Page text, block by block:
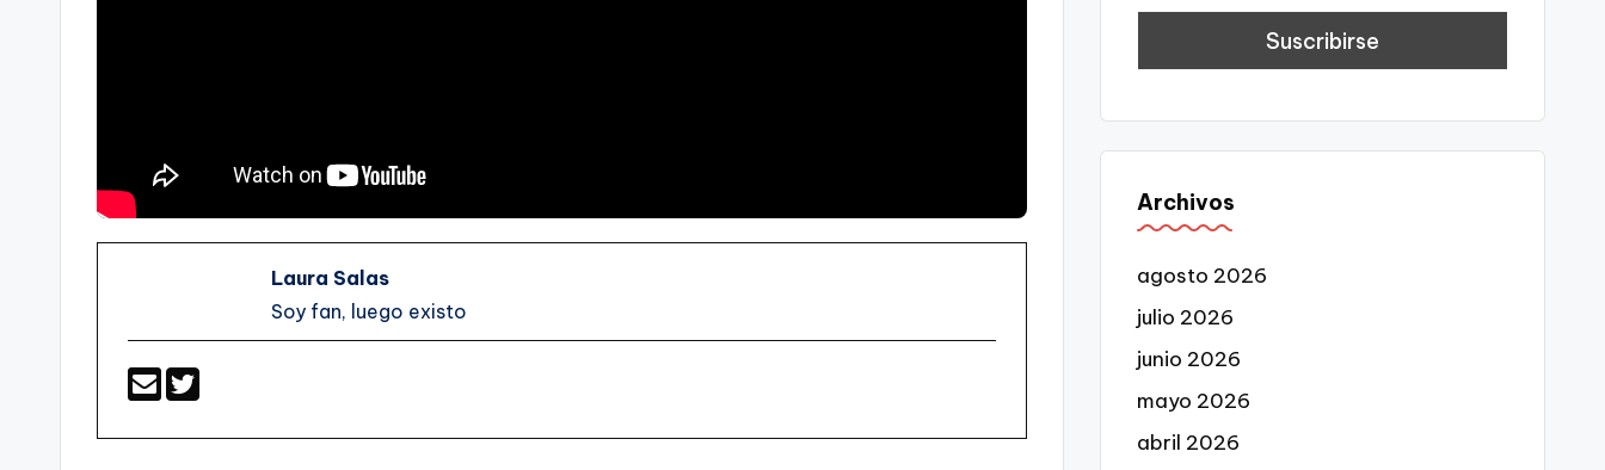
Laura Salas
Soy fan, luego existo
Archivos
agosto 2026
julio 2026
junio 2026
mayo 2026
abril 2026